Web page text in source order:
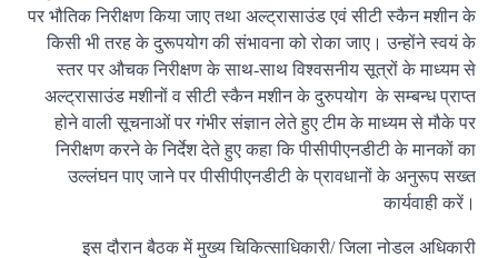
पर भौतिक निरीक्षण किया जाए तथा अल्ट्रासाउंड एवं सीटी स्कैन मशीन के
किसी भी तरह के दुरूपयोग की संभावना को रोका जाए। उन्होंने स्वयं के
स्तर पर औचक निरीक्षण के साथ-साथ विश्वसनीय सूत्रों के माध्यम से
अल्ट्रासाउंड मशीनों व सीटी स्कैन मशीन के दुरुपयोग के सम्बन्ध प्राप्त
होने वाली सूचनाओं पर गंभीर संज्ञान लेते हुए टीम के माध्यम से मौके पर
निरीक्षण करने के निर्देश देते हुए कहा कि पीसीपीएनडीटी के मानकों का
उल्लंघन पाए जाने पर पीसीपीएनडीटी के प्रावधानों के अनुरूप सख्त
कार्यवाही करें।
इस दौरान बैठक में मुख्य चिकित्साधिकारी/ जिला नोडल अधिकारी